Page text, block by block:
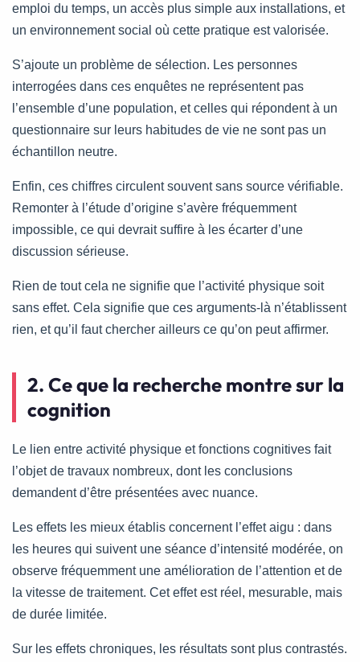
emploi du temps, un accès plus simple aux installations, et
un environnement social où cette pratique est valorisée.
S’ajoute un problème de sélection. Les personnes
interrogées dans ces enquêtes ne représentent pas
l’ensemble d’une population, et celles qui répondent à un
questionnaire sur leurs habitudes de vie ne sont pas un
échantillon neutre.
Enfin, ces chiffres circulent souvent sans source vérifiable.
Remonter à l’étude d’origine s’avère fréquemment
impossible, ce qui devrait suffire à les écarter d’une
discussion sérieuse.
Rien de tout cela ne signifie que l’activité physique soit
sans effet. Cela signifie que ces arguments-là n’établissent
rien, et qu’il faut chercher ailleurs ce qu’on peut affirmer.
2. Ce que la recherche montre sur la
cognition
Le lien entre activité physique et fonctions cognitives fait
l’objet de travaux nombreux, dont les conclusions
demandent d’être présentées avec nuance.
Les effets les mieux établis concernent l’effet aigu : dans
les heures qui suivent une séance d’intensité modérée, on
observe fréquemment une amélioration de l’attention et de
la vitesse de traitement. Cet effet est réel, mesurable, mais
de durée limitée.
Sur les effets chroniques, les résultats sont plus contrastés.